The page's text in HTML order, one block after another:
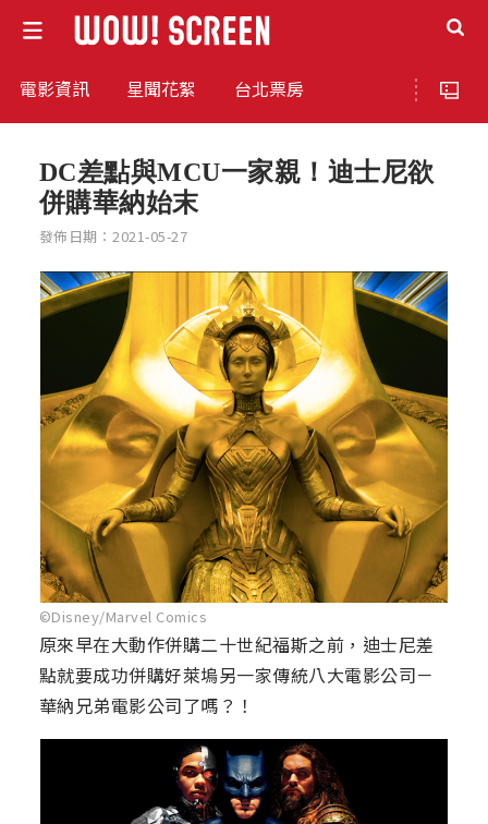
電影資訊 星聞花絮 台北票房
DC差點與MCU一家親！迪士尼欲
併購華納始末
發佈日期：2021-05-27
©Disney/Marvel Comics
原來早在大動作併購二十世紀福斯之前，迪士尼差
點就要成功併購好萊塢另一家傳統八大電影公司－
華納兄弟電影公司了嗎？！